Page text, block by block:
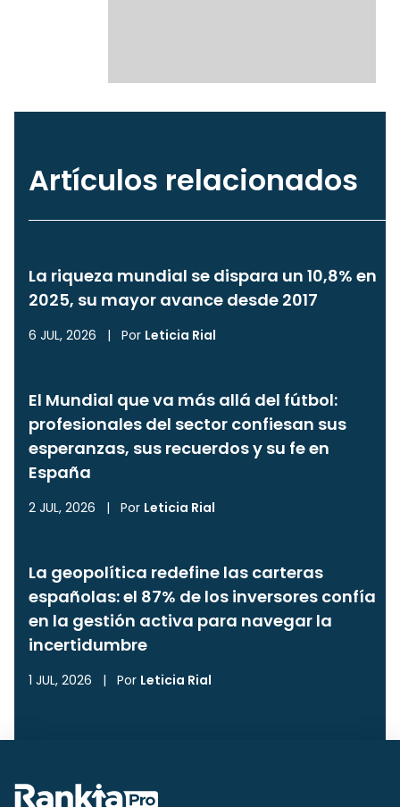
Artículos relacionados
La riqueza mundial se dispara un 10,8% en
2025, su mayor avance desde 2017
6 JUL, 2026 | Por Leticia Rial
El Mundial que va más allá del fútbol:
profesionales del sector confiesan sus
esperanzas, sus recuerdos y su fe en
España
2 JUL, 2026 | Por Leticia Rial
La geopolítica redefine las carteras
españolas: el 87% de los inversores confía
en la gestión activa para navegar la
incertidumbre
1 JUL, 2026 | Por Leticia Rial